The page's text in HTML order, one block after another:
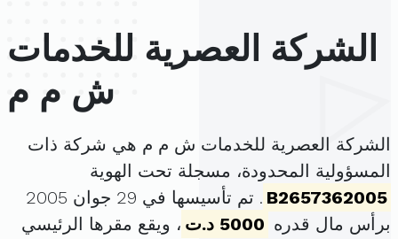
الشركة العصرية للخدمات
ش م م
الشركة العصرية للخدمات ش م م هي شركة ذات
المسؤولية المحدودة، مسجلة تحت الهوية
B2657362005
. تم تأسيسها في 29 جوان 2005
برأس مال قدره 5000 د.ت
، ويقع مقرها الرئيسي